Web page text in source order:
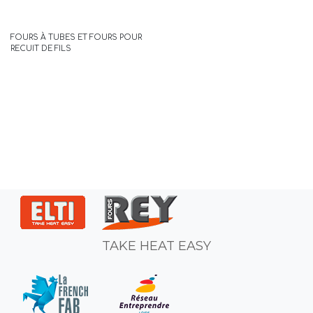
FOURS À TUBES ET FOURS POUR
RECUIT DE FILS
TAKE HEAT EASY